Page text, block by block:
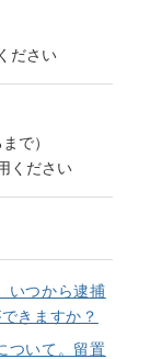
ださい
で）
ください
いつから逮捕
きますか？
ついて。留置